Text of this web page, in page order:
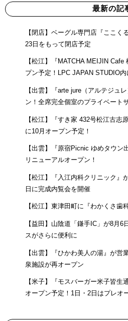
最新の記
【閉店】ベーグル専門店『ここく
23日をもって閉店予定
【松江】『MATCHA MEIJIN
プン予定！LPC JAPAN STUDIO
【出雲】『arte jure（アルテジュ
ン！全席完全個室のプライベート
【松江】『すき家 432号松江古志
に10月オープン予定！
【出雲】『原宿Picnic ゆめタウ
リニューアルオープン！
【松江】『入江内科クリニック』
日に完成内覧会を開催
【松江】東津田町に『わかくさ歯
【益田】山陰道「鎌手IC」が8月
スがさらに便利に
【出雲】『ひかわ美人の湯』が営
泉施設が再オープン
【米子】『モスバーガー米子皆生
オープン予定！1日・2日はプレオ